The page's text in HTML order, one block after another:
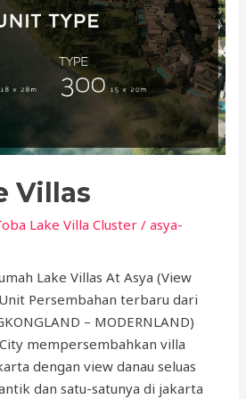
Villas
Lake Villa Cluster /asya-
Lake Villas At Asya (View
Persembahan terbaru dari
– MODERNLAND)
mempersembahkan villa
dengan view danau seluas
dan satu-satunya di jakarta